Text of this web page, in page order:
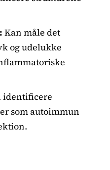
Kan måle det
og udelukke
identificere
som autoimmun